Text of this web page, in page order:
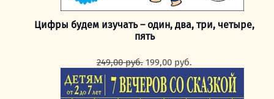
Цифры будем изучать – один, два, три, четыре,
пять
249,00руб. Первоначальная
составляла
249,00 руб..
199,00 руб.
199,00 руб..